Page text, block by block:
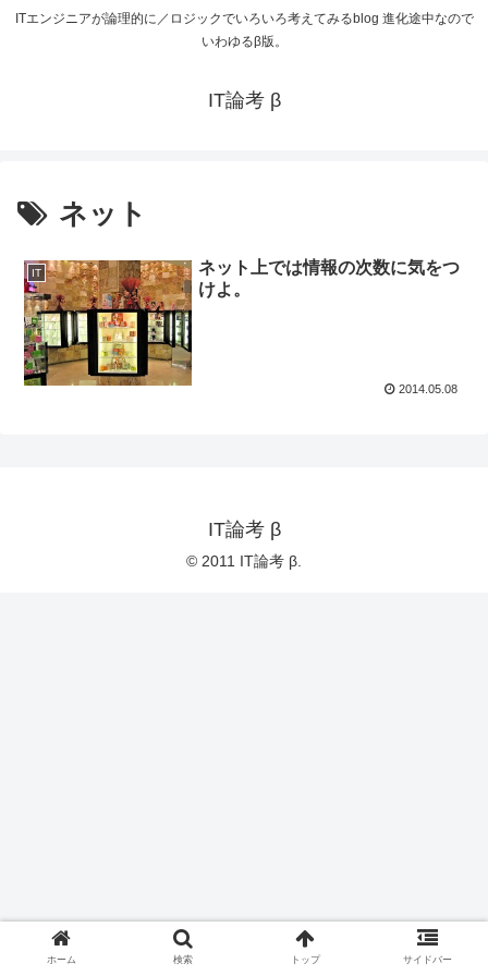
ITエンジニアが論理的に／ロジックでいろいろ考えてみるblog 進化途中なので
いわゆるβ版。
IT論考 β
ネット
IT
ネット上では情報の次数に気をつ
けよ。
2014.05.08
IT論考 β
© 2011 IT論考 β.
ホーム 検索 トップ サイドバー